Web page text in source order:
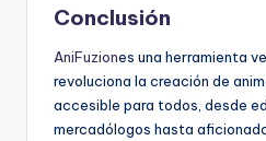
Conclusión
AniFuziones una herramienta
revoluciona la creación de
accesible para todos, desde
mercadólogos hasta